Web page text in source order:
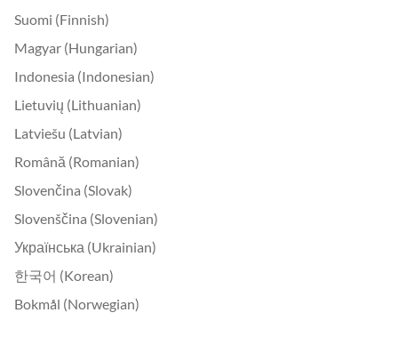
Suomi (Finnish)
Magyar (Hungarian)
Indonesia (Indonesian)
Lietuvių (Lithuanian)
Latviešu (Latvian)
Română (Romanian)
Slovenčina (Slovak)
Slovenščina (Slovenian)
Українська (Ukrainian)
한국어 (Korean)
Bokmål (Norwegian)